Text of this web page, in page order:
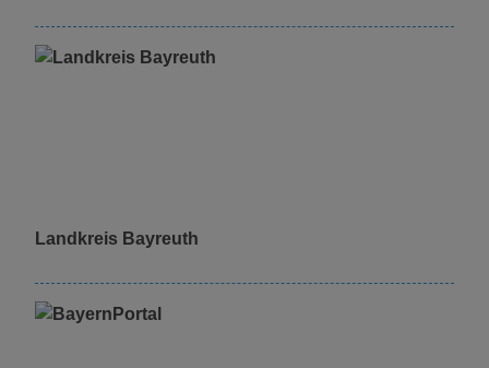
Landkreis Bayreuth